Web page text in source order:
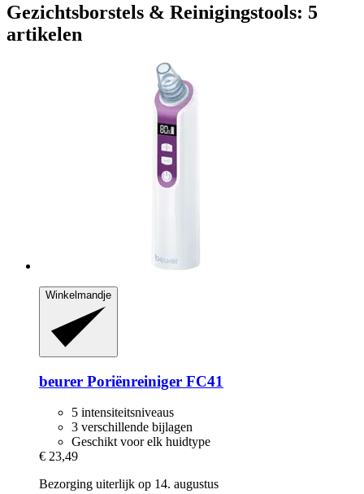
Gezichtsborstels & Reinigingstools: 5
artikelen
Winkelmandje
beurer Poriënreiniger FC41
5 intensiteitsniveaus
3 verschillende bijlagen
Geschikt voor elk huidtype
€ 23,49
Bezorging uiterlijk op 14. augustus